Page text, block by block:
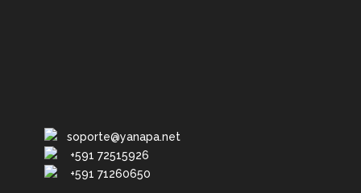
soporte@yanapa.net
+591 72515926
+591 71260650